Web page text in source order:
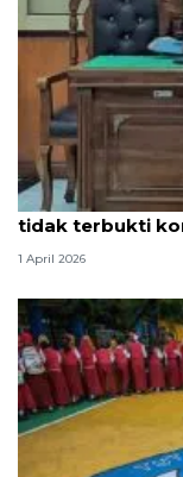
Hakim PN
tidak terbukti
1 April 2026